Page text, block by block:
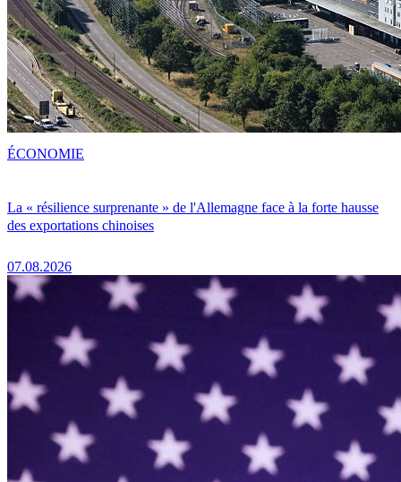
La « résilience surprenante » de l'Allemagne face à la forte hausse
des exportations chinoises
07.08.2026
ÉCONOMIE